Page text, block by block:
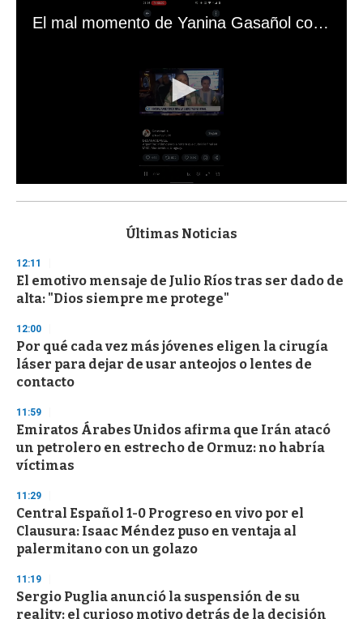
El mal momento de Yanina Gasañol con un hincha argentino en "Subrayado"
s
d
s
o
f
3
s
e
c
o
d
s
Últimas Noticias
12:11
El emotivo mensaje de Julio Ríos tras ser dado de
alta: "Dios siempre me protege"
12:00
Por qué cada vez más jóvenes eligen la cirugía
láser para dejar de usar anteojos o lentes de
contacto
11:59
Emiratos Árabes Unidos afirma que Irán atacó
un petrolero en estrecho de Ormuz: no habría
víctimas
11:29
Central Español 1-0 Progreso en vivo por el
Clausura: Isaac Méndez puso en ventaja al
palermitano con un golazo
11:19
Sergio Puglia anunció la suspensión de su
reality: el curioso motivo detrás de la decisión